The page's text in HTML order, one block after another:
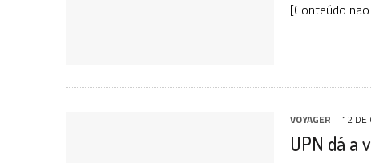
[Conteúdo
VOYAGER 12 DE
UPN dá a